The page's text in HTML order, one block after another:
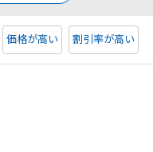
価格が高い 割引率が高い